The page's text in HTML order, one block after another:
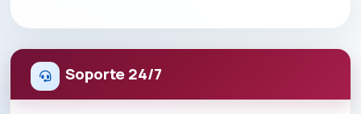
Soporte 24/7